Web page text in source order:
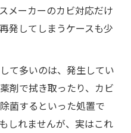
メーカーのカビ対応だけ
発してしまうケースも少
て多いのは、発生してい
剤で拭き取ったり、カビ
菌するといった処置で
しれませんが、実はこれ